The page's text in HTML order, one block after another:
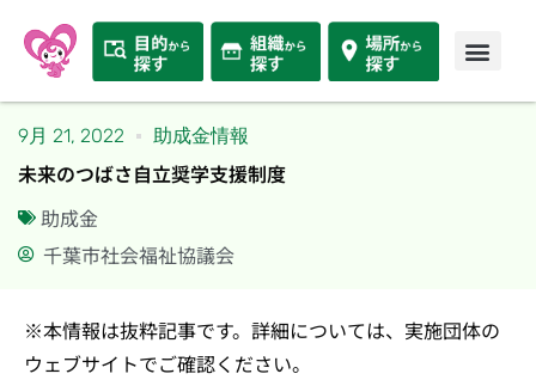
9月 21, 2022 助成金情報
未来のつばさ自立奨学支援制度
助成金
千葉市社会福祉協議会
※本情報は抜粋記事です。詳細については、実施団体の
ウェブサイトでご確認ください。